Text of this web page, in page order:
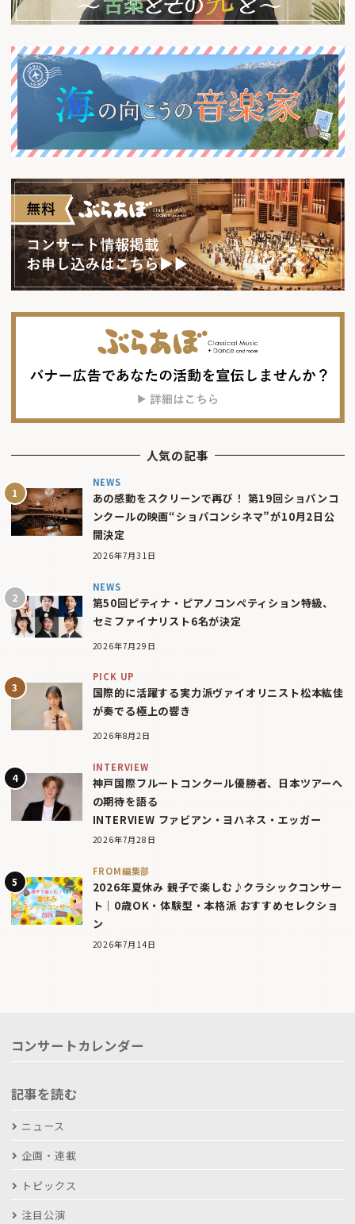
人気の記事
NEWS
あの感動をスクリーンで再び！ 第19回ショパンコ
ンクールの映画“ショパコンシネマ”が10月2日公
開決定
2026年7月31日
NEWS
第50回ピティナ・ピアノコンペティション特級、
セミファイナリスト6名が決定
2026年7月29日
PICK UP
国際的に活躍する実力派ヴァイオリニスト松本紘佳
が奏でる極上の響き
2026年8月2日
INTERVIEW
神戸国際フルートコンクール優勝者、日本ツアーへ
の期待を語る
INTERVIEW ファビアン・ヨハネス・エッガー
2026年7月28日
FROM編集部
2026年夏休み 親子で楽しむ♪クラシックコンサー
ト｜0歳OK・体験型・本格派 おすすめセレクショ
ン
2026年7月14日
コンサートカレンダー
記事を読む
ニュース
企画・連載
トピックス
注目公演